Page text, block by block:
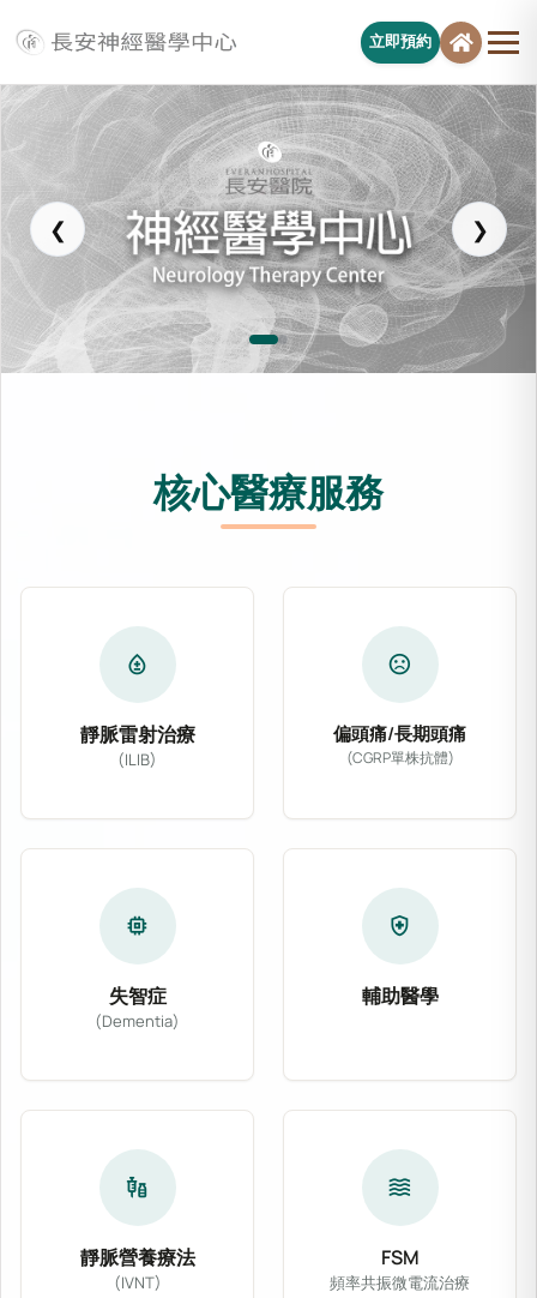
立即預約
長安醫院神經醫學中心
❮ ❯
核心醫療服務
bloodtype
靜脈雷射治療
(ILIB)
sentiment_dissatisfied
偏頭痛/長期頭痛
(CGRP單株抗體)
memory
失智症
(Dementia)
health_and_safety
輔助醫學
vaccines
靜脈營養療法
(IVNT)
waves
FSM
頻率共振微電流治療